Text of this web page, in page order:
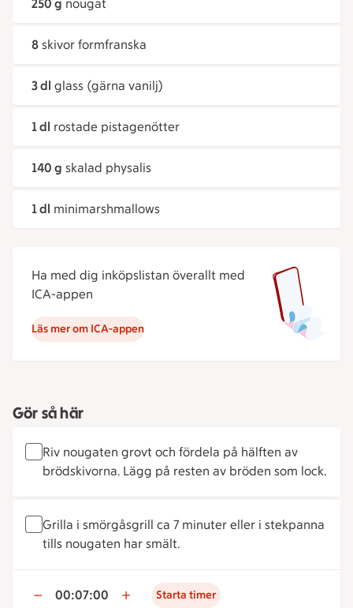
250 g nougat
8 skivor formfranska
3 dl glass (gärna vanilj)
1 dl rostade pistagenötter
140 g skalad physalis
1 dl minimarshmallows
Ha med dig inköpslistan överallt med
ICA-appen
Läs mer om ICA-appen
Gör så här
Riv nougaten grovt och fördela på hälften av
brödskivorna. Lägg på resten av bröden som lock.
Grilla i smörgåsgrill ca 7 minuter eller i stekpanna
tills nougaten har smält.
00:07:00 Starta timer